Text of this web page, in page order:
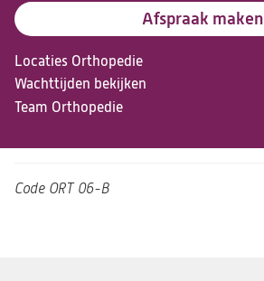
Afspraak maken
Locaties Orthopedie
Wachttijden bekijken
Team Orthopedie
Code ORT 06-B